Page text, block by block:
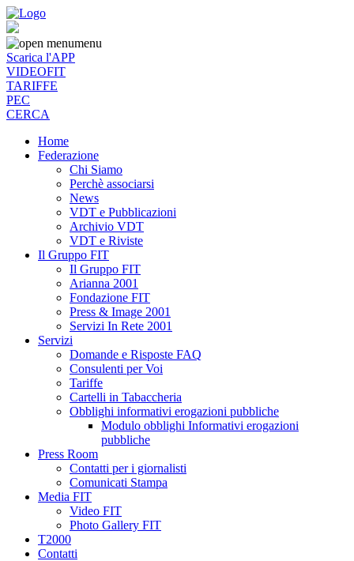
menu
Scarica l'APP
VIDEOFIT
TARIFFE
PEC
CERCA
Home
Federazione
Chi Siamo
Perchè associarsi
News
VDT e Pubblicazioni
Archivio VDT
VDT e Riviste
Il Gruppo FIT
Il Gruppo FIT
Arianna 2001
Fondazione FIT
Press & Image 2001
Servizi In Rete 2001
Servizi
Domande e Risposte FAQ
Consulenti per Voi
Tariffe
Cartelli in Tabaccheria
Obblighi informativi erogazioni pubbliche
Modulo obblighi Informativi erogazioni
pubbliche
Press Room
Contatti per i giornalisti
Comunicati Stampa
Media FIT
Video FIT
Photo Gallery FIT
T2000
Contatti